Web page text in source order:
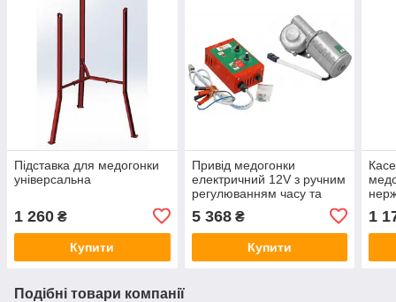
Підставка для медогонки
універсальна
1 260 ₴
Купити
Привід медогонки
електричний 12V з ручним
регулюванням часу та
5 368₴
Купити
1
Подібні товари компанії